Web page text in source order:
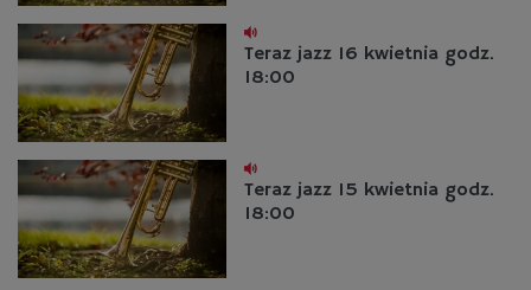
Teraz jazz 16 kwietnia godz.
18:00
Teraz jazz 15 kwietnia godz.
18:00